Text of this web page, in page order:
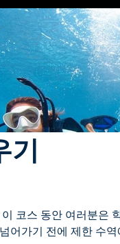
기
코스 동안 여러분은
어가기 전에 제한 수역